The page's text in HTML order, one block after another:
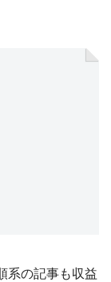
系の記事も収益